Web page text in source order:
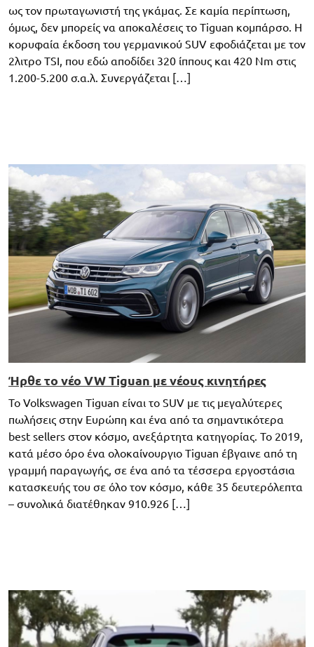
ως τον πρωταγωνιστή της γκάμας. Σε καμία περίπτωση,
όμως, δεν μπορείς να αποκαλέσεις το Tiguan κομπάρσο. Η
κορυφαία έκδοση του γερμανικού SUV εφοδιάζεται με τον
2λιτρο TSI, που εδώ αποδίδει 320 ίππους και 420 Nm στις
1.200-5.200 σ.α.λ. Συνεργάζεται […]
Ήρθε το νέο VW Tiguan με νέους κινητήρες
Το Volkswagen Tiguan είναι το SUV με τις μεγαλύτερες
πωλήσεις στην Ευρώπη και ένα από τα σημαντικότερα
best sellers στον κόσμο, ανεξάρτητα κατηγορίας. Το 2019,
κατά μέσο όρο ένα ολοκαίνουργιο Tiguan έβγαινε από τη
γραμμή παραγωγής, σε ένα από τα τέσσερα εργοστάσια
κατασκευής του σε όλο τον κόσμο, κάθε 35 δευτερόλεπτα
– συνολικά διατέθηκαν 910.926 […]